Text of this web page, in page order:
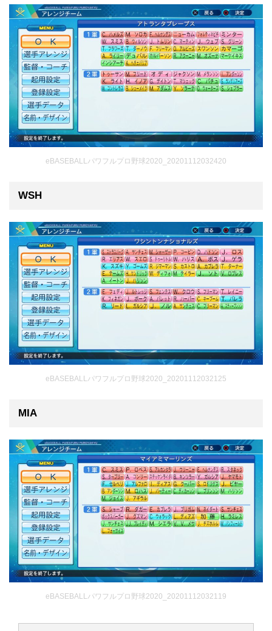
eBASEBALLパワフルプロ野球2020_20201112032420
WSH
eBASEBALLパワフルプロ野球2020_20201112032125
MIA
eBASEBALLパワフルプロ野球2020_20201112032119